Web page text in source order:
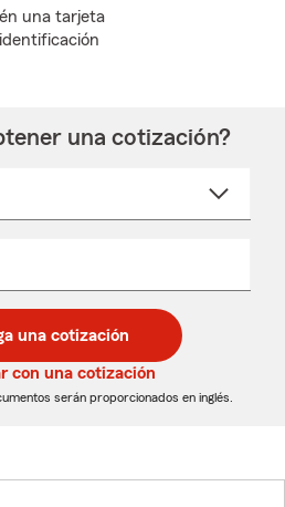
una tarjeta
una cotización?
una cotización
con una cotización
serán proporcionados en inglés.